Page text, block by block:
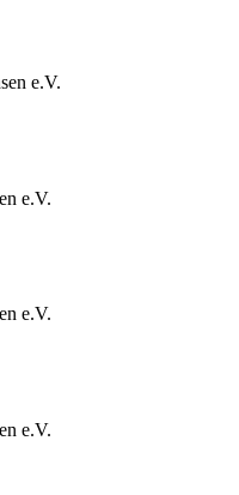
e.V.
e.V.
e.V.
e.V.